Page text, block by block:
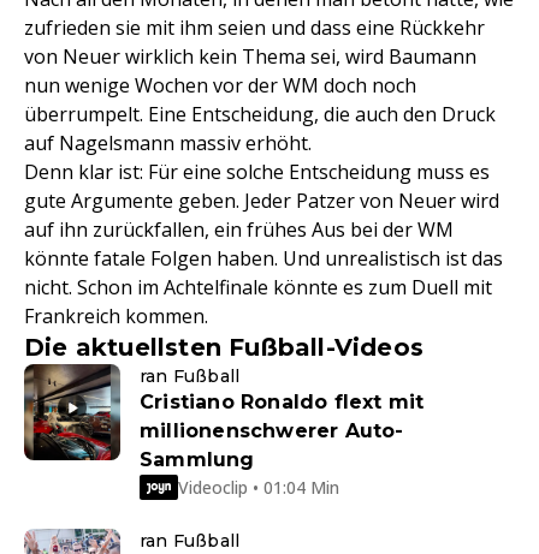
zufrieden sie mit ihm seien und dass eine Rückkehr
von Neuer wirklich kein Thema sei, wird Baumann
nun wenige Wochen vor der WM doch noch
überrumpelt. Eine Entscheidung, die auch den Druck
auf Nagelsmann massiv erhöht.
Denn klar ist: Für eine solche Entscheidung muss es
gute Argumente geben. Jeder Patzer von Neuer wird
auf ihn zurückfallen, ein frühes Aus bei der WM
könnte fatale Folgen haben. Und unrealistisch ist das
nicht. Schon im Achtelfinale könnte es zum Duell mit
Frankreich kommen.
Die aktuellsten Fußball-Videos
ran Fußball
Cristiano Ronaldo flext mit
millionenschwerer Auto-
Sammlung
Videoclip • 01:04 Min
ran Fußball